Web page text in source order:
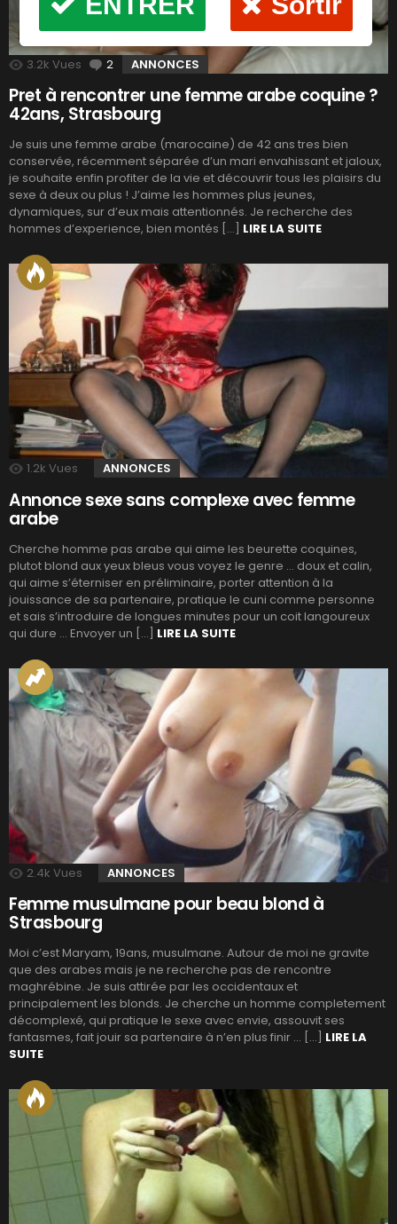
3.2k Vues 2 Commentaires
ANNONCES
Pret à rencontrer une femme arabe coquine ?
42ans, Strasbourg
Je suis une femme arabe (marocaine) de 42 ans tres bien
conservée, récemment séparée d’un mari envahissant et jaloux,
je souhaite enfin profiter de la vie et découvrir tous les plaisirs du
sexe à deux ou plus ! J’aime les hommes plus jeunes,
dynamiques, sur d’eux mais attentionnés. Je recherche des
hommes d’experience, bien montés […] LIRE LA SUITE
1.2k Vues ANNONCES
Annonce sexe sans complexe avec femme
arabe
Cherche homme pas arabe qui aime les beurette coquines,
plutot blond aux yeux bleus vous voyez le genre … doux et calin,
qui aime s’éterniser en préliminaire, porter attention à la
jouissance de sa partenaire, pratique le cuni comme personne
et sais s’introduire de longues minutes pour un coit langoureux
qui dure … Envoyer un […] LIRE LA SUITE
2.4k Vues ANNONCES
Femme musulmane pour beau blond à
Strasbourg
Moi c’est Maryam, 19ans, musulmane. Autour de moi ne gravite
que des arabes mais je ne recherche pas de rencontre
maghrébine. Je suis attirée par les occidentaux et
principalement les blonds. Je cherche un homme completement
décomplexé, qui pratique le sexe avec envie, assouvit ses
fantasmes, fait jouir sa partenaire à n’en plus finir … […] LIRE LA
SUITE